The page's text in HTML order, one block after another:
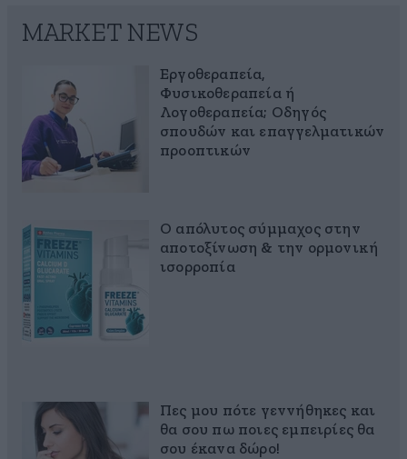
MARKET NEWS
Εργοθεραπεία,
Φυσικοθεραπεία ή
Λογοθεραπεία; Οδηγός
σπουδών και επαγγελματικών
προοπτικών
Ο απόλυτος σύμμαχος στην
αποτοξίνωση & την ορμονική
ισορροπία
Πες μου πότε γεννήθηκες και
θα σου πω ποιες εμπειρίες θα
σου έκανα δώρο!